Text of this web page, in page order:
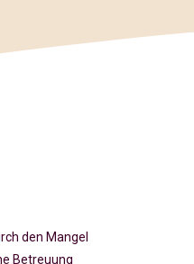
den Mangel
Betreuung